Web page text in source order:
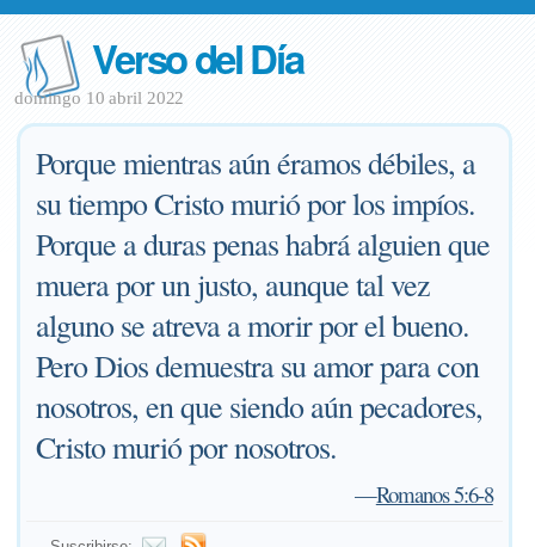
Verso del Día
domingo 10 abril 2022
Porque mientras aún éramos débiles, a
su tiempo Cristo murió por los impíos.
Porque a duras penas habrá alguien que
muera por un justo, aunque tal vez
alguno se atreva a morir por el bueno.
Pero Dios demuestra su amor para con
nosotros, en que siendo aún pecadores,
Cristo murió por nosotros.
—Romanos 5:6-8